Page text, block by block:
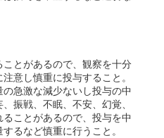
とがあるので、観察を十分
意し慎重に投与すること。
急激な減少ないし投与の中
振戦、不眠、不安、幻覚、
ことがあるので、投与を中
るなど慎重に行うこと。